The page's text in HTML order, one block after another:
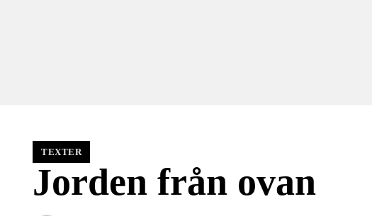
TEXTER
Jorden från ovan